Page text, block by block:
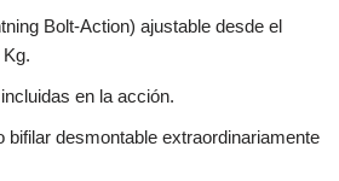
Bolt-Action) ajustable desde el
en la acción.
bifilar desmontable extraordinariamente